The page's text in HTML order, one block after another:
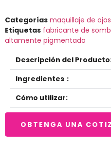
Categorías maquillaje de ojos
Etiquetas fabricante de
altamente pigmentada
Descripción del
Ingredientes：
Cómo utilizar:
OBTENGA UNA